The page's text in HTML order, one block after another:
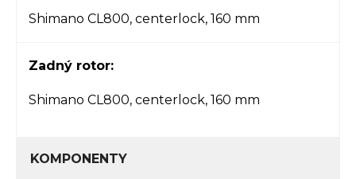
Shimano CL800, centerlock, 160 mm
Zadný rotor:
Shimano CL800, centerlock, 160 mm
KOMPONENTY